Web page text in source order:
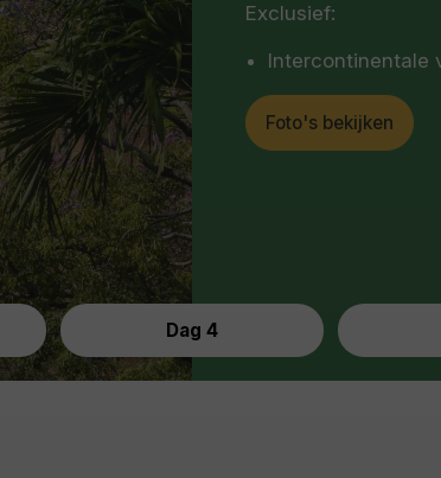
Dag 4
Exclusief:
Intercontinentale
Foto's bekijken